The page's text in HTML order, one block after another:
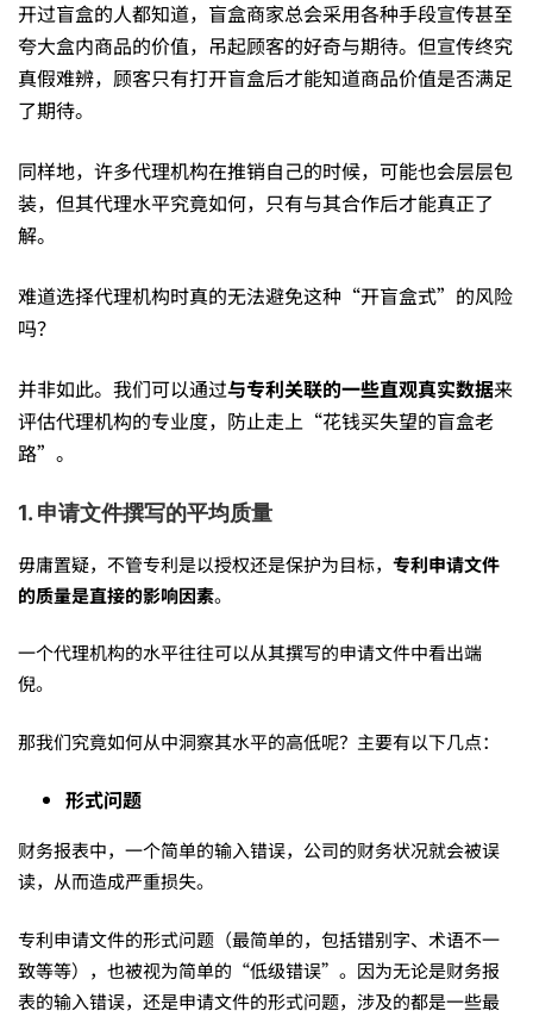
如
何
避
免
花
钱
买
糟
心？
——
靠
谱
开过盲盒的人都知道，盲盒商家总会采用各种手段宣传甚至
夸大盒内商品的价值，吊起顾客的好奇与期待。但宣传终究
真假难辨，顾客只有打开盲盒后才能知道商品价值是否满足
了期待。
同样地，许多代理机构在推销自己的时候，可能也会层层包
装，但其代理水平究竟如何，只有与其合作后才能真正了
解。
难道选择代理机构时真的无法避免这种“开盲盒式”的风险
吗？
并非如此。我们可以通过与专利关联的一些直观真实数据来
评估代理机构的专业度，防止走上“花钱买失望的盲盒老
路”。
1. 申请文件撰写的平均质量
毋庸置疑，不管专利是以授权还是保护为目标， 专利申请文件
的质量是直接的影响因素。
一个代理机构的水平往往可以从其撰写的申请文件中看出端
倪。
那我们究竟如何从中洞察其水平的高低呢？主要有以下几点：
形式问题
财务报表中，一个简单的输入错误，公司的财务状况就会被误
读，从而造成严重损失。
专利申请文件的形式问题（最简单的，包括错别字、术语不一
致等等），也被视为简单的“低级错误”。因为无论是财务报
表的输入错误，还是申请文件的形式问题，涉及的都是一些最